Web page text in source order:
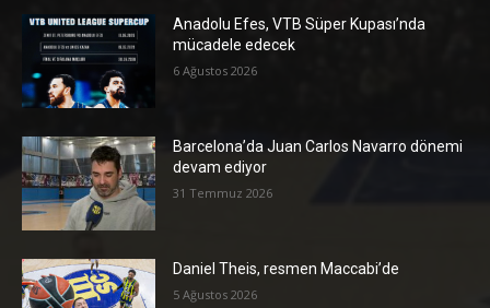
Anadolu Efes, VTB Süper Kupası’nda
mücadele edecek
6 Ağustos 2026
Barcelona’da Juan Carlos Navarro dönemi
devam ediyor
31 Temmuz 2026
Daniel Theis, resmen Maccabi’de
5 Ağustos 2026